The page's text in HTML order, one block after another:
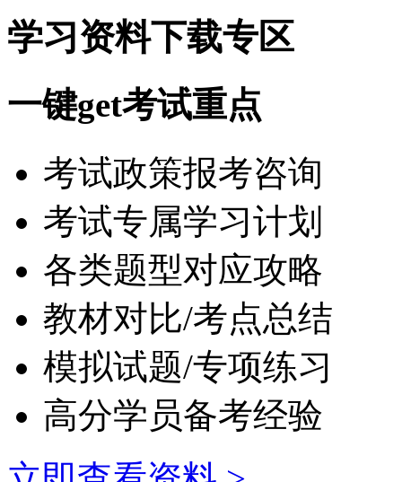
学习资料下载专区
一键get考试重点
考试政策报考咨询
考试专属学习计划
各类题型对应攻略
教材对比/考点总结
模拟试题/专项练习
高分学员备考经验